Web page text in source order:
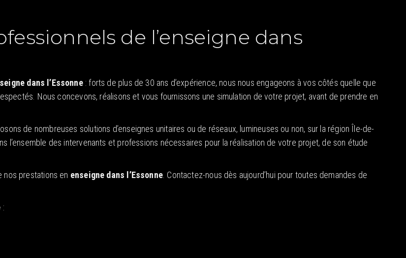
de l’enseigne dans
dans l’Essonne: forts de plus de 30 ans d’expérience, nous nous engageons à vos côtés quelle que
Nous concevons, réalisons et vous fournissons une simulation de votre projet, avant de prendre en
de nombreuses solutions d’enseignes unitaires ou de réseaux, lumineuses ou non, sur la région Île-de-
l’ensemble des intervenants et professions nécessaires pour la réalisation de votre projet, de son étude
nos prestations en enseigne dans l’Essonne. Contactez-nous dès aujourd’hui pour toutes demandes de
: